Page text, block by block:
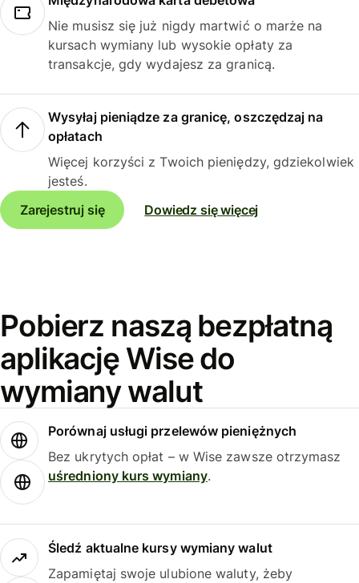
Nie musisz się już nigdy martwić o marże na
kursach wymiany lub wysokie opłaty za
transakcje, gdy wydajesz za granicą.
Wysyłaj pieniądze za granicę, oszczędzaj na
opłatach
Więcej korzyści z Twoich pieniędzy, gdziekolwiek
jesteś.
Zarejestruj się
Dowiedz się więcej
Pobierz naszą bezpłatną
aplikację Wise do
wymiany walut
Porównaj usługi przelewów pieniężnych
Bez ukrytych opłat – w Wise zawsze otrzymasz
uśredniony kurs wymiany.
Śledź aktualne kursy wymiany walut
Zapamiętaj swoje ulubione waluty, żeby